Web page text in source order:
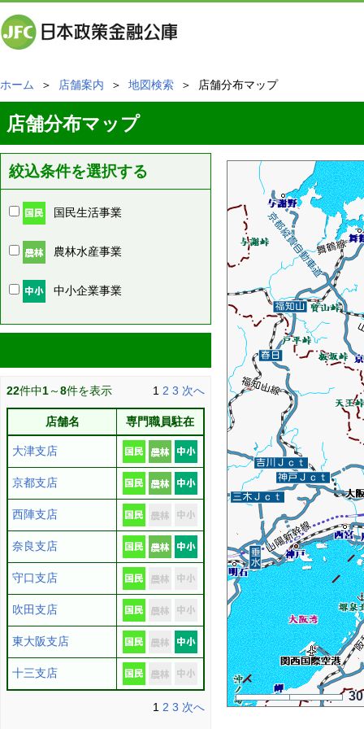
ホーム ＞ 店舗案内 ＞ 地図検索 ＞ 店舗分布マップ
店舗分布マップ
絞込条件を選択する
国民生活事業
農林水産事業
中小企業事業
22件中1～8件を表示 1 2 3 次へ
店舗名 専門職員駐在
大津支店
京都支店
西陣支店
奈良支店
守口支店
吹田支店
東大阪支店
十三支店
1 2 3 次へ